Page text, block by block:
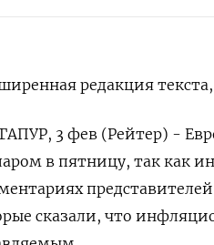
редакция
3 фев (Рейтер) -
в пятницу, так как
сказали, что